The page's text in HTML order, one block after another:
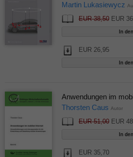
Martin Lukasiewycz
EUR 38,50EUR
EUR 26,95
Anwendungen im
Thorsten Caus Autor
EUR 51,00EUR
EUR 35,70